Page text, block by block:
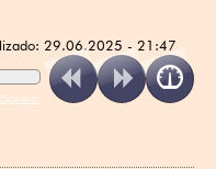
29.06.2025 - 21:47